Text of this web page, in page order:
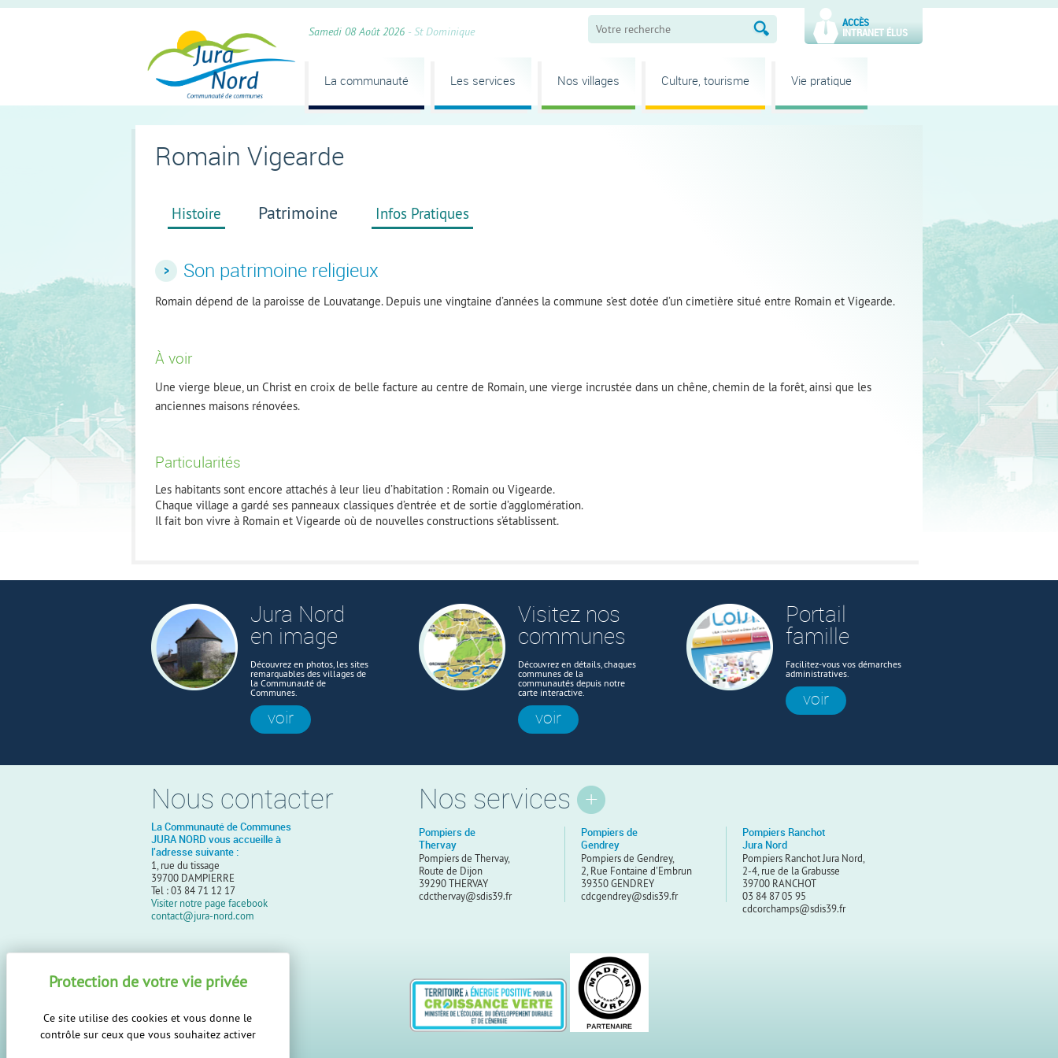
Samedi 08 Août 2026 - St Dominique
ACCÈS
INTRANET ÉLUS
La communauté Les services Nos villages Culture, tourisme Vie pratique
Romain Vigearde
Histoire Patrimoine Infos Pratiques
Son patrimoine religieux
Romain dépend de la paroisse de Louvatange. Depuis une vingtaine d’années la commune s’est dotée d’un cimetière situé entre Romain et Vigearde.
À voir
Une vierge bleue, un Christ en croix de belle facture au centre de Romain, une vierge incrustée dans un chêne, chemin de la forêt, ainsi que les
anciennes maisons rénovées.
Particularités
Les habitants sont encore attachés à leur lieu d’habitation : Romain ou Vigearde.
Chaque village a gardé ses panneaux classiques d’entrée et de sortie d’agglomération.
Il fait bon vivre à Romain et Vigearde où de nouvelles constructions s’établissent.
Jura Nord
en image
Découvrez en photos, les sites
remarquables des villages de
la Communauté de
Communes.
voir
Visitez nos
communes
Découvrez en détails, chaques
communes de la
communautés depuis notre
carte interactive.
voir
Portail
famille
Facilitez-vous vos démarches
administratives.
voir
Nous contacter
La Communauté de Communes
JURA NORD vous accueille à
l'adresse suivante :
1, rue du tissage
39700 DAMPIERRE
Tel : 03 84 71 12 17
Visiter notre page facebook
contact@jura-nord.com
Nos services
Pompiers de
Thervay
Pompiers de Thervay,
Route de Dijon
39290 THERVAY
cdcthervay@sdis39.fr
Pompiers de
Gendrey
Pompiers de Gendrey,
2, Rue Fontaine d'Embrun
39350 GENDREY
cdcgendrey@sdis39.fr
Pompiers Ranchot
Jura Nord
Pompiers Ranchot Jura Nord,
2-4, rue de la Grabusse
39700 RANCHOT
03 84 87 05 95
cdcorchamps@sdis39.fr
Panneau de gestion des cookies
Ce site utilise des cookies et vous donne le
contrôle sur ceux que vous souhaitez activer